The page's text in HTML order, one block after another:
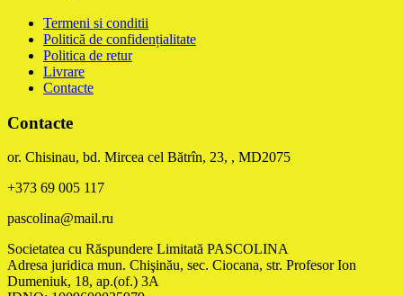
Termeni si conditii
Politică de confidențialitate
Politica de retur
Livrare
Contacte
Contacte
or. Chisinau, bd. Mircea cel Bătrîn, 23, , MD2075
+373 69 005 117
pascolina@mail.ru
Societatea cu Răspundere Limitată PASCOLINA
Adresa juridica mun. Chişinău, sec. Ciocana, str. Profesor Ion
Dumeniuk, 18, ap.(of.) 3A